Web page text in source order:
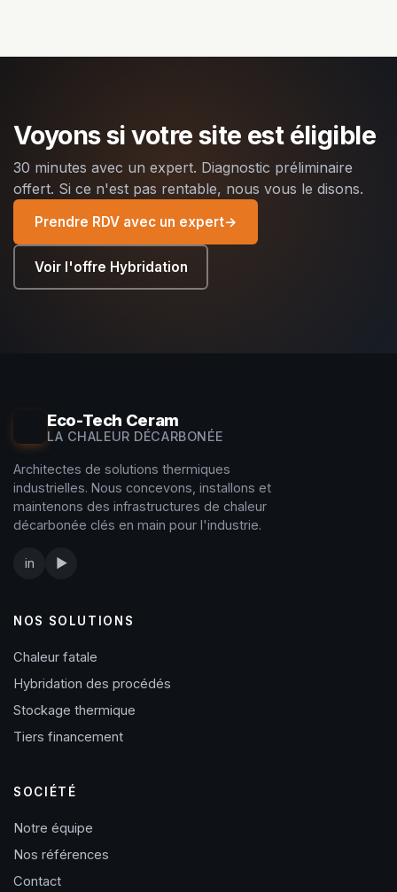
Voyons si votre site est éligible
30 minutes avec un expert. Diagnostic préliminaire
offert. Si ce n'est pas rentable, nous vous le disons.
Prendre RDV avec un expert→
Voir l'offre Hybridation
Eco-Tech Ceram
LA CHALEUR DÉCARBONÉE
Architectes de solutions thermiques
industrielles. Nous concevons, installons et
maintenons des infrastructures de chaleur
décarbonée clés en main pour l'industrie.
in ▶
NOS SOLUTIONS
Chaleur fatale
Hybridation des procédés
Stockage thermique
Tiers financement
SOCIÉTÉ
Notre équipe
Nos références
Contact